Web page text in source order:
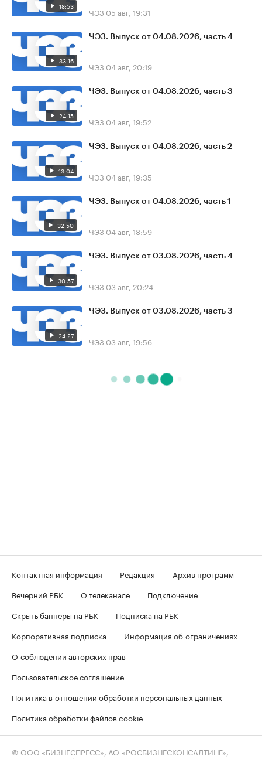
18:53 ЧЭЗ 05 авг, 19:31
33:16
ЧЭЗ. Выпуск от 04.08.2026, часть 4
ЧЭЗ 04 авг, 20:19
24:15
ЧЭЗ. Выпуск от 04.08.2026, часть 3
ЧЭЗ 04 авг, 19:52
13:04
ЧЭЗ. Выпуск от 04.08.2026, часть 2
ЧЭЗ 04 авг, 19:35
32:50
ЧЭЗ. Выпуск от 04.08.2026, часть 1
ЧЭЗ 04 авг, 18:59
30:57
ЧЭЗ. Выпуск от 03.08.2026, часть 4
ЧЭЗ 03 авг, 20:24
24:27
ЧЭЗ. Выпуск от 03.08.2026, часть 3
ЧЭЗ 03 авг, 19:56
Контактная информация Редакция
Архив программ
Вечерний РБК
О телеканале
Подключение
Скрыть баннеры на РБК
Подписка на РБК
Корпоративная подписка
Информация об ограничениях
О соблюдении авторских прав
Пользовательское соглашение
Политика в отношении обработки персональных данных
Политика обработки файлов cookie
© ООО «БИЗНЕСПРЕСС», АО «РОСБИЗНЕСКОНСАЛТИНГ»,